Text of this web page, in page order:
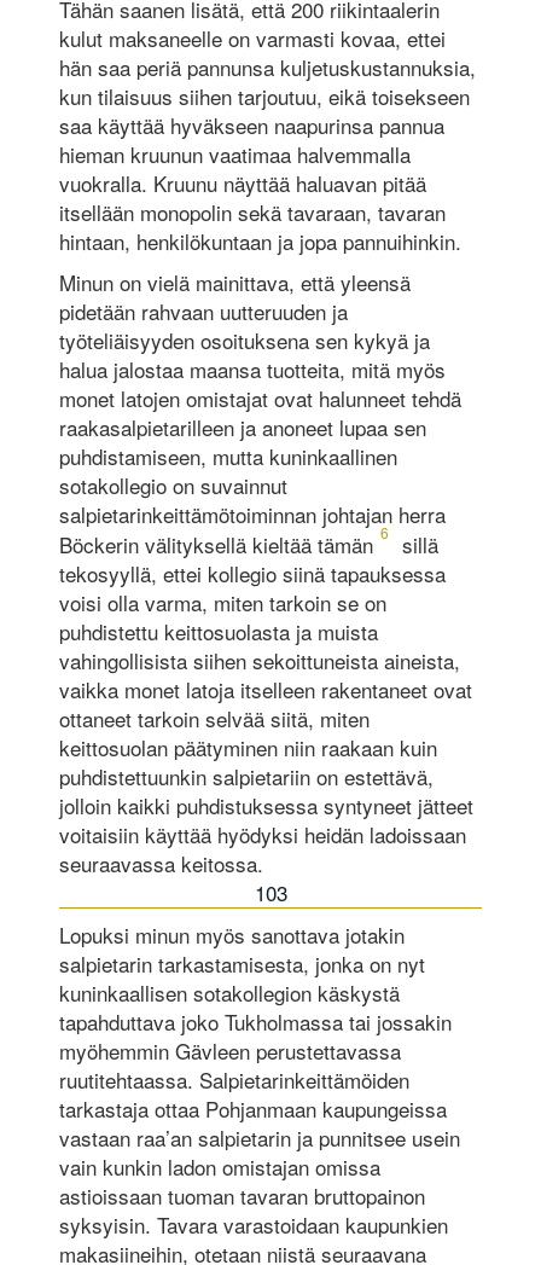
Tähän saanen lisätä, että 200 riikintaalerin
kulut maksaneelle on varmasti kovaa, ettei
hän saa periä pannunsa kuljetuskustannuksia,
kun tilaisuus siihen tarjoutuu, eikä toisekseen
saa käyttää hyväkseen naapurinsa pannua
hieman kruunun vaatimaa halvemmalla
vuokralla. Kruunu näyttää haluavan pitää
itsellään monopolin sekä tavaraan, tavaran
hintaan, henkilökuntaan ja jopa pannuihinkin.
Minun on vielä mainittava, että yleensä
pidetään rahvaan uutteruuden ja
työteliäisyyden osoituksena sen kykyä ja
halua jalostaa maansa tuotteita, mitä myös
monet latojen omistajat ovat halunneet tehdä
raakasalpietarilleen ja anoneet lupaa sen
puhdistamiseen, mutta kuninkaallinen
sotakollegio on suvainnut
salpietarinkeittämötoiminnan johtajan herra
Böckerin välityksellä kieltää tämän 6
sillä
tekosyyllä, ettei kollegio siinä tapauksessa
voisi olla varma, miten tarkoin se on
puhdistettu keittosuolasta ja muista
vahingollisista siihen sekoittuneista aineista,
vaikka monet latoja itselleen rakentaneet ovat
ottaneet tarkoin selvää siitä, miten
keittosuolan päätyminen niin raakaan kuin
puhdistettuunkin salpietariin on estettävä,
jolloin kaikki puhdistuksessa syntyneet jätteet
voitaisiin käyttää hyödyksi heidän ladoissaan
seuraavassa keitossa.
103
Lopuksi minun myös sanottava jotakin
salpietarin tarkastamisesta, jonka on nyt
kuninkaallisen sotakollegion käskystä
tapahduttava joko Tukholmassa tai jossakin
myöhemmin Gävleen perustettavassa
ruutitehtaassa. Salpietarinkeittämöiden
tarkastaja ottaa Pohjanmaan kaupungeissa
vastaan raa’an salpietarin ja punnitsee usein
vain kunkin ladon omistajan omissa
astioissaan tuoman tavaran bruttopainon
syksyisin. Tavara varastoidaan kaupunkien
makasiineihin, otetaan niistä seuraavana